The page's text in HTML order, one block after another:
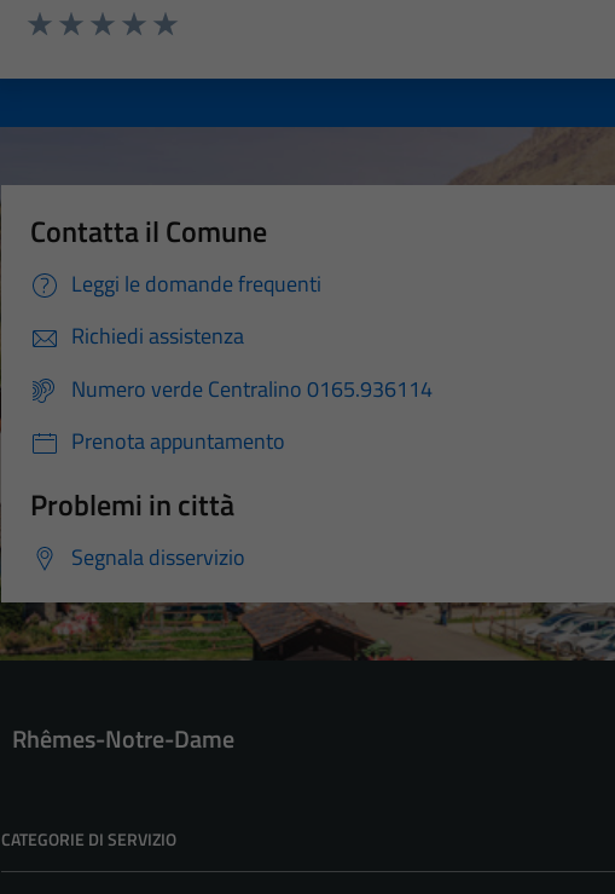
Contatta il Comune
Leggi le domande frequenti
Richiedi assistenza
Numero verde Centralino 0165.936114
Prenota appuntamento
Problemi in città
Segnala disservizio
Rhêmes-Notre-Dame
CATEGORIE DI SERVIZIO